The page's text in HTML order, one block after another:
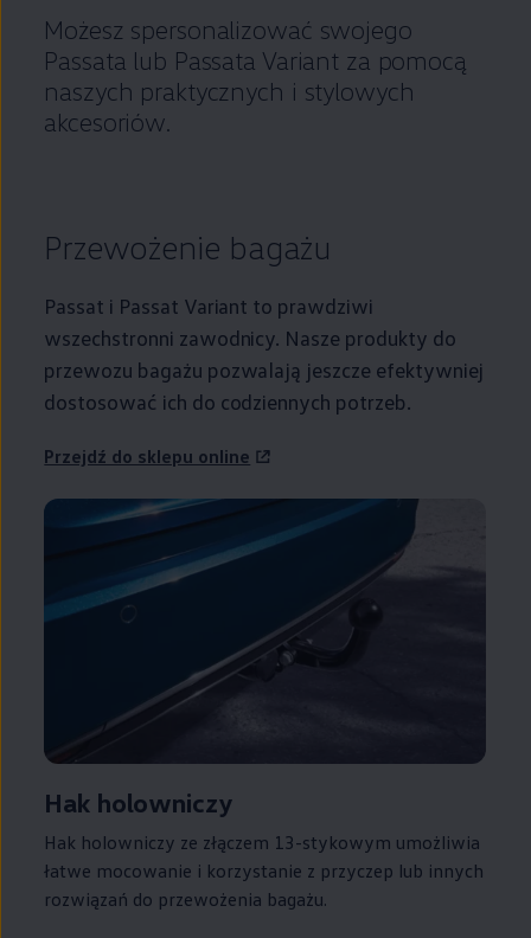
Możesz spersonalizować swojego
Passata lub Passata Variant za pomocą
naszych praktycznych i stylowych
akcesoriów.
Przewożenie bagażu
Passat i Passat Variant to prawdziwi
wszechstronni zawodnicy. Nasze produkty do
przewozu bagażu pozwalają jeszcze efektywniej
dostosować ich do codziennych potrzeb.
Przejdź do sklepu online
Hak holowniczy
Hak holowniczy ze złączem 13-stykowym umożliwia
łatwe mocowanie i korzystanie z przyczep lub innych
rozwiązań do przewożenia bagażu.